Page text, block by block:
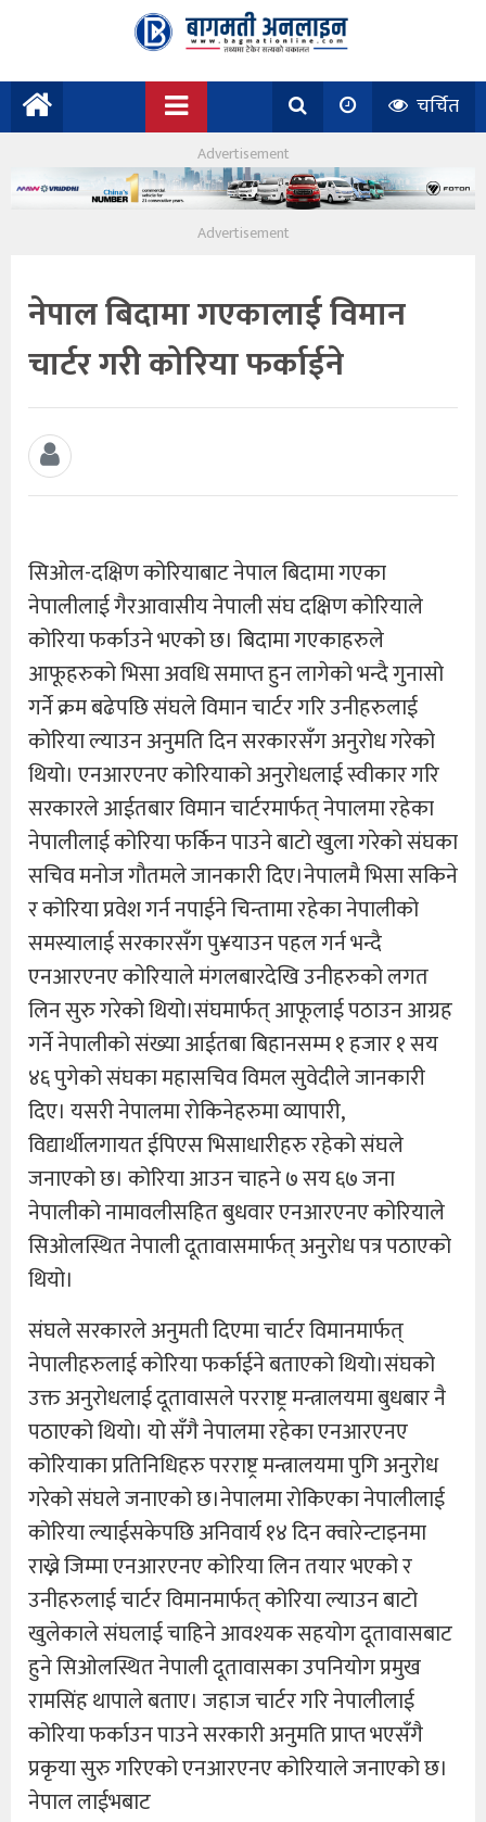
चर्चित
नेपाल बिदामा गएकालाई विमान
चार्टर गरी कोरिया फर्काईने
सिओल-दक्षिण कोरियाबाट नेपाल बिदामा गएका
नेपालीलाई गैरआवासीय नेपाली संघ दक्षिण कोरियाले
कोरिया फर्काउने भएको छ। बिदामा गएकाहरुले
आफूहरुको भिसा अवधि समाप्त हुन लागेको भन्दै गुनासो
गर्ने क्रम बढेपछि संघले विमान चार्टर गरि उनीहरुलाई
कोरिया ल्याउन अनुमति दिन सरकारसँग अनुरोध गरेको
थियो। एनआरएनए कोरियाको अनुरोधलाई स्वीकार गरि
सरकारले आईतबार विमान चार्टरमार्फत् नेपालमा रहेका
नेपालीलाई कोरिया फर्किन पाउने बाटो खुला गरेको संघका
सचिव मनोज गौतमले जानकारी दिए।नेपालमै भिसा सकिने
र कोरिया प्रवेश गर्न नपाईने चिन्तामा रहेका नेपालीको
समस्यालाई सरकारसँग पु¥याउन पहल गर्न भन्दै
एनआरएनए कोरियाले मंगलबारदेखि उनीहरुको लगत
लिन सुरु गरेको थियो।संघमार्फत् आफूलाई पठाउन आग्रह
गर्ने नेपालीको संख्या आईतबा बिहानसम्म १ हजार १ सय
४६ पुगेको संघका महासचिव विमल सुवेदीले जानकारी
दिए। यसरी नेपालमा रोकिनेहरुमा व्यापारी,
विद्यार्थीलगायत ईपिएस भिसाधारीहरु रहेको संघले
जनाएको छ। कोरिया आउन चाहने ७ सय ६७ जना
नेपालीको नामावलीसहित बुधवार एनआरएनए कोरियाले
सिओलस्थित नेपाली दूतावासमार्फत् अनुरोध पत्र पठाएको
थियो।
संघले सरकारले अनुमती दिएमा चार्टर विमानमार्फत्
नेपालीहरुलाई कोरिया फर्काईने बताएको थियो।संघको
उक्त अनुरोधलाई दूतावासले परराष्ट्र मन्त्रालयमा बुधबार नै
पठाएको थियो। यो सँगै नेपालमा रहेका एनआरएनए
कोरियाका प्रतिनिधिहरु परराष्ट्र मन्त्रालयमा पुगि अनुरोध
गरेको संघले जनाएको छ।नेपालमा रोकिएका नेपालीलाई
कोरिया ल्याईसकेपछि अनिवार्य १४ दिन क्वारेन्टाइनमा
राख्ने जिम्मा एनआरएनए कोरिया लिन तयार भएको र
उनीहरुलाई चार्टर विमानमार्फत् कोरिया ल्याउन बाटो
खुलेकाले संघलाई चाहिने आवश्यक सहयोग दूतावासबाट
हुने सिओलस्थित नेपाली दूतावासका उपनियोग प्रमुख
रामसिंह थापाले बताए। जहाज चार्टर गरि नेपालीलाई
कोरिया फर्काउन पाउने सरकारी अनुमति प्राप्त भएसँगै
प्रकृया सुरु गरिएको एनआरएनए कोरियाले जनाएको छ।
नेपाल लाईभबाट